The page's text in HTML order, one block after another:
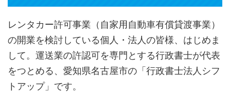
レンタカー許可事業（自家用自動車有償貸渡事業）
の開業を検討している個人・法人の皆様、はじめま
して。運送業の許認可を専門とする行政書士が代表
をつとめる、愛知県名古屋市の「行政書士法人シフ
トアップ」です。